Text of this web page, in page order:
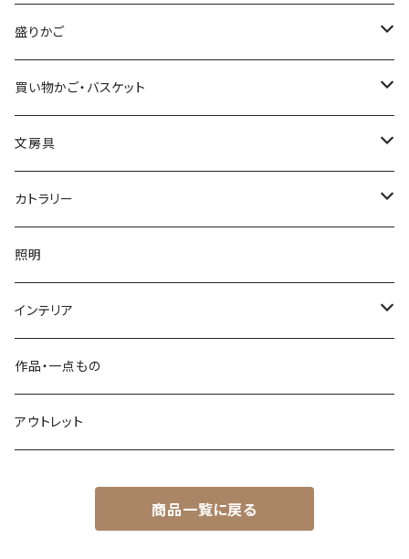
盛りかご
亀甲編み
小入れ麻の葉編み
網代編み
透かし網代編み
その他
買い物かご・バスケット
縄目差し
ござ目編み
バスケット
文房具
竹ペン
ペーパーナイフ
石を抱く竹（ペーパーウェイト）
その他
カトラリー
お箸
菜箸
楊枝
照明
インテリア
屑かご
脱衣かご
作品・一点もの
アウトレット
商品一覧に戻る